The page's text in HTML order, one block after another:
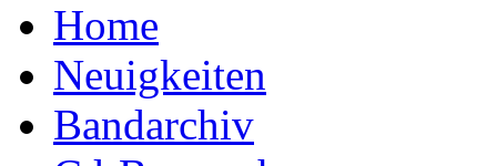
Home
Neuigkeiten
Bandarchiv